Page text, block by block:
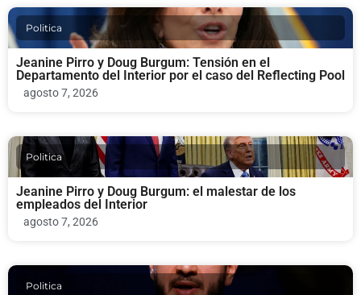
Politica
Jeanine Pirro y Doug Burgum: Tensión en el
Departamento del Interior por el caso del Reflecting Pool
agosto 7, 2026
Politica
Jeanine Pirro y Doug Burgum: el malestar de los
empleados del Interior
agosto 7, 2026
Politica